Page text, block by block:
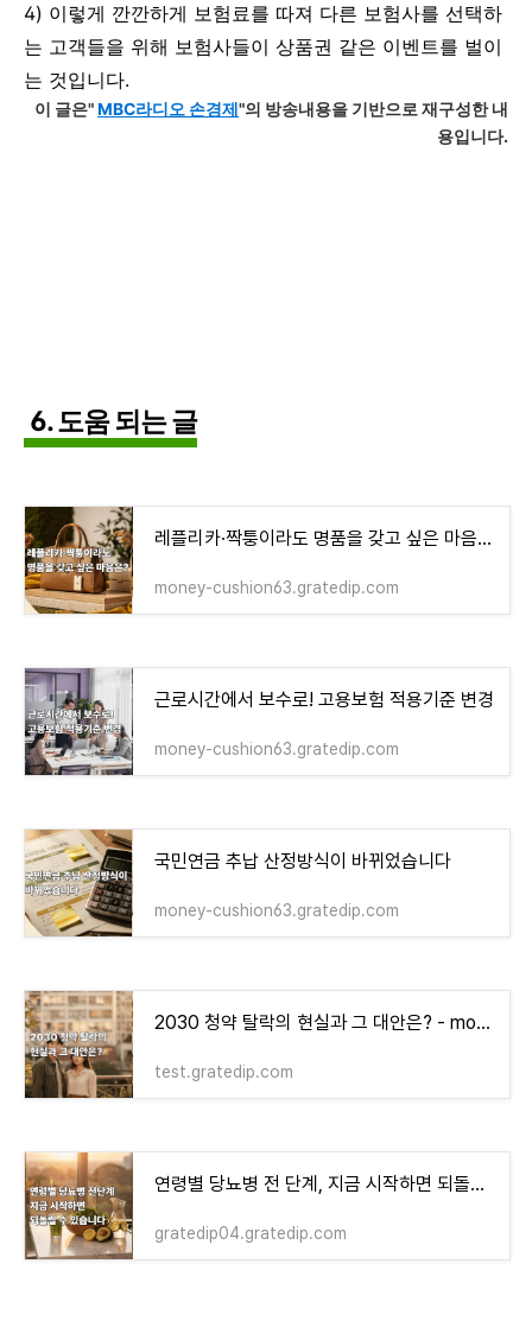
4) 이렇게 깐깐하게 보험료를 따져 다른 보험사를 선택하
는 고객들을 위해 보험사들이 상품권 같은 이벤트를 벌이
는 것입니다.
이 글은"MBC라디오 손경제 "의 방송내용을 기반으로 재구성한 내
용입니다.
6. 도움 되는 글
레플리카·짝퉁이라도 명품을 갖고 싶은 마음은?
money-cushion63.gratedip.com
근로시간에서 보수로! 고용보험 적용기준 변경
money-cushion63.gratedip.com
국민연금 추납 산정방식이 바뀌었습니다
money-cushion63.gratedip.com
2030 청약 탈락의 현실과 그 대안은? - money-health
test.gratedip.com
연령별 당뇨병 전 단계, 지금 시작하면 되돌릴 수 있습니다
gratedip04.gratedip.com